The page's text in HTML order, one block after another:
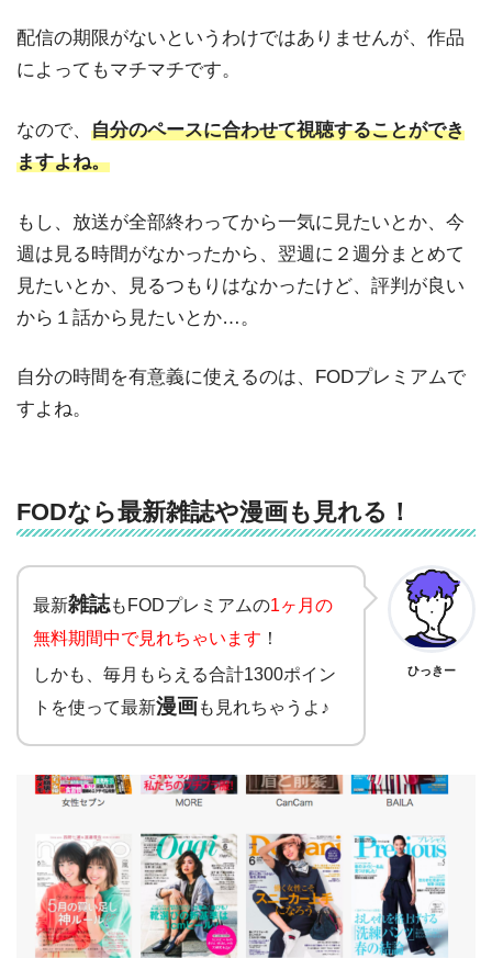
配信の期限がないというわけではありませんが、作品
によってもマチマチです。
なので、 自分のペースに合わせて視聴することができ
ますよね。
もし、放送が全部終わってから一気に見たいとか、今
週は見る時間がなかったから、翌週に２週分まとめて
見たいとか、見るつもりはなかったけど、評判が良い
から１話から見たいとか…。
自分の時間を有意義に使えるのは、FODプレミアムで
すよね。
FODなら最新雑誌や漫画も見れる！
最新雑誌もFODプレミアムの1ヶ月の
無料期間中で見れちゃいます ！
しかも、毎月もらえる合計1300ポイン
トを使って最新漫画も見れちゃうよ♪
ひっきー